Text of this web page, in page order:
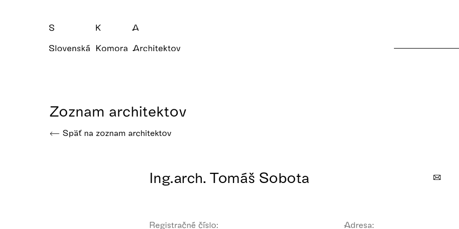
Zoznam architektov
Späť na zoznam architektov
Ing.arch. Tomáš Sobota
Registračné číslo:
Adresa: